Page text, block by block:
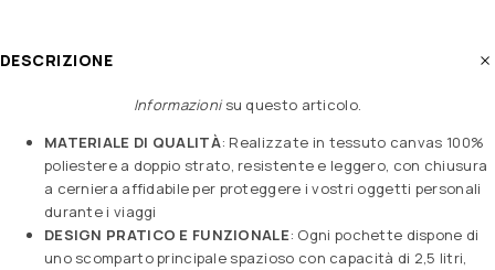
DESCRIZIONE
Informazionisu questo articolo.
MATERIALE DI QUALITÀ: Realizzate in tessuto canvas 100%
poliestere a doppio strato, resistente e leggero, con chiusura
a cerniera affidabile per proteggere i vostri oggetti personali
durante i viaggi
DESIGN PRATICO E FUNZIONALE: Ogni pochette dispone di
uno scomparto principale spazioso con capacità di 2,5 litri,